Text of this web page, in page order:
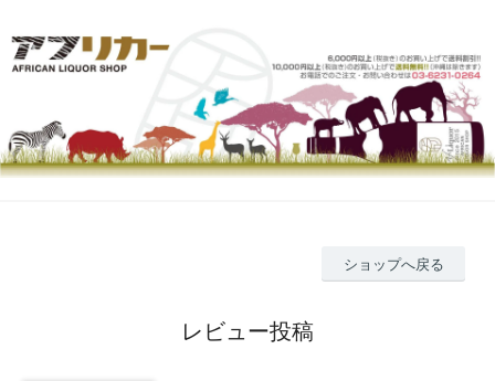
ショップへ戻る
レビュー投稿